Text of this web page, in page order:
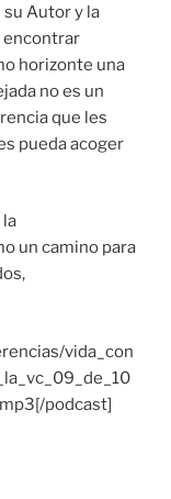
su Autor y la
encontrar
horizonte una
no es un
que les
pueda acoger
un camino para
vida_con
podcast]